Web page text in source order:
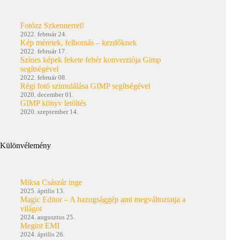
Fotózz Szkennerrel!
2022. február 24.
Kép méretek, felbontás – kezdőknek
2022. február 17.
Színes képek fekete fehér konverziója Gimp
segítségével
2022. február 08.
Régi fotó szimulálása GIMP segítségével
2020. december 01.
GIMP könyv letöltés
2020. szeptember 14.
Különvélemény
Miksa Császár inge
2025. április 13.
Magic Editor – A hazugsággép ami megváltoztatja a
világot
2024. augusztus 25.
Megint EMI
2024. április 26.